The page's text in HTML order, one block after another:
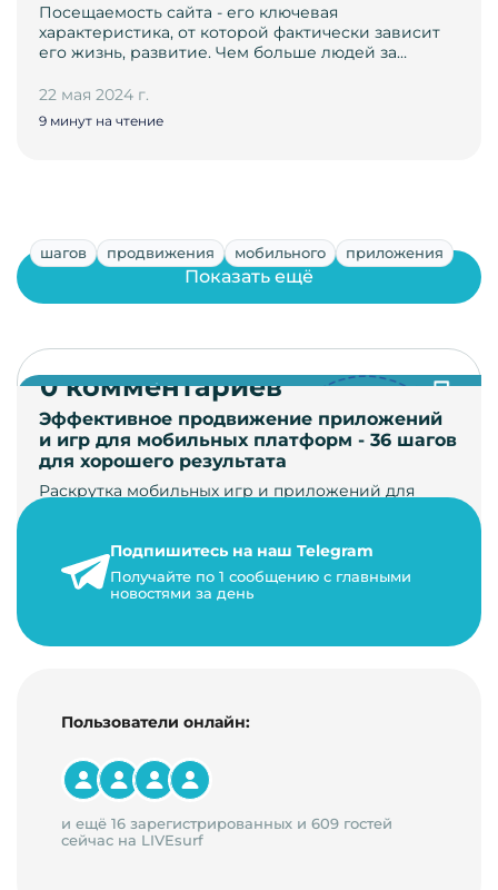
Посещаемость сайта - его ключевая
характеристика, от которой фактически зависит
его жизнь, развитие. Чем больше людей за…
22 мая 2024 г.
9 минут на чтение
шагов продвижения мобильного приложения
Эффективное продвижение приложений
и игр для мобильных платформ - 36 шагов
для хорошего результата
Раскрутка мобильных игр и приложений для
24 января 2021 г.
14 минут на чтение
Показать ещё
0 комментариев
Подпишитесь на наш Telegram
Получайте по 1 сообщению с главными
новостями за день
Пользователи онлайн:
и ещё 16 зарегистрированных и 609 гостей
сейчас на LIVEsurf